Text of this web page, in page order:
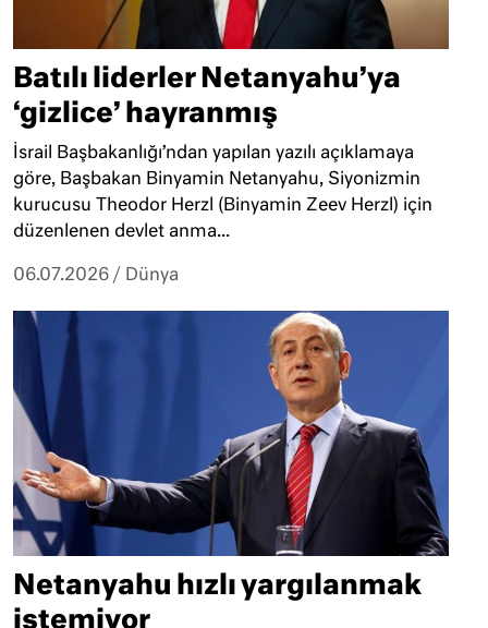
Batılı liderler Netanyahu’ya
‘gizlice’ hayranmış
İsrail Başbakanlığı’ndan yapılan yazılı açıklamaya
göre, Başbakan Binyamin Netanyahu, Siyonizmin
kurucusu Theodor Herzl (Binyamin Zeev Herzl) için
düzenlenen devlet anma...
06.07.2026 / Dünya
Netanyahu hızlı yargılanmak
istemiyor